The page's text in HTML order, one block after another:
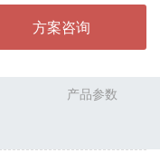
方案咨询
产品参数